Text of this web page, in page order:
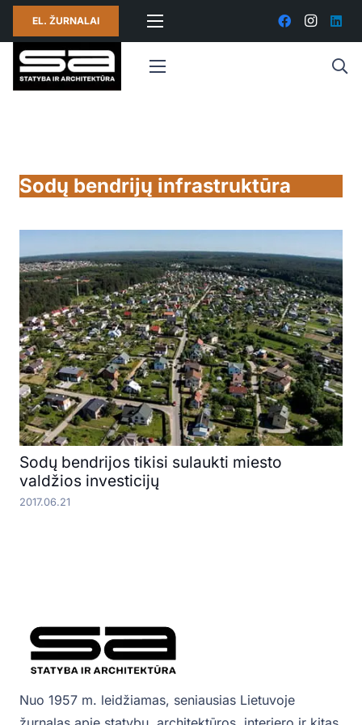
EL. ŽURNALAI
Sodų bendrijų infrastruktūra
Sodų bendrijos tikisi sulaukti miesto
valdžios investicijų
2017.06.21
Nuo 1957 m. leidžiamas, seniausias Lietuvoje